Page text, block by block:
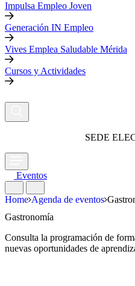
Impulsa Empleo Joven
Generación IN Empleo
Vives Emplea Saludable Mérida
Cursos y Actividades
SEDE
Eventos
Home Agenda de eventos
Gastronomía
Consulta la programación de
nuevas oportunidades de